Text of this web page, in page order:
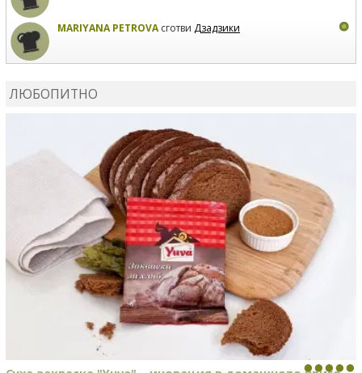
MARIYANA PETROVAсготви Дзадзики
ЛЮБОПИТНО